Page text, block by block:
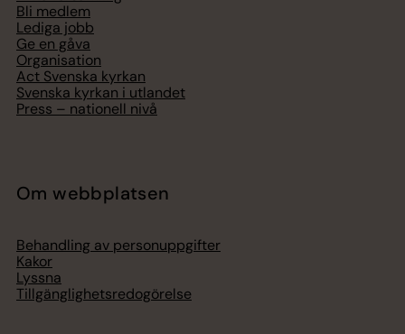
Bli medlem
Lediga jobb
Ge en gåva
Organisation
Act Svenska kyrkan
Svenska kyrkan i utlandet
Press – nationell nivå
Om webbplatsen
Behandling av personuppgifter
Kakor
Lyssna
Tillgänglighetsredogörelse